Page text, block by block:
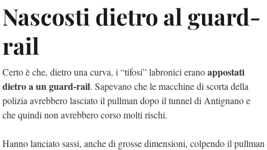
Nascosti dietro al guard-
rail
Certo è che, dietro una curva, i “tifosi” labronici eranoappostati
dietro a un guard-rail. Sapevano che le macchine di scorta della
polizia avrebbero lasciato il pullman dopo il tunnel di Antignano e
che quindi non avrebbero corso molti rischi.
Hanno lanciato sassi, anche di grosse dimensioni, colpendo il pullman